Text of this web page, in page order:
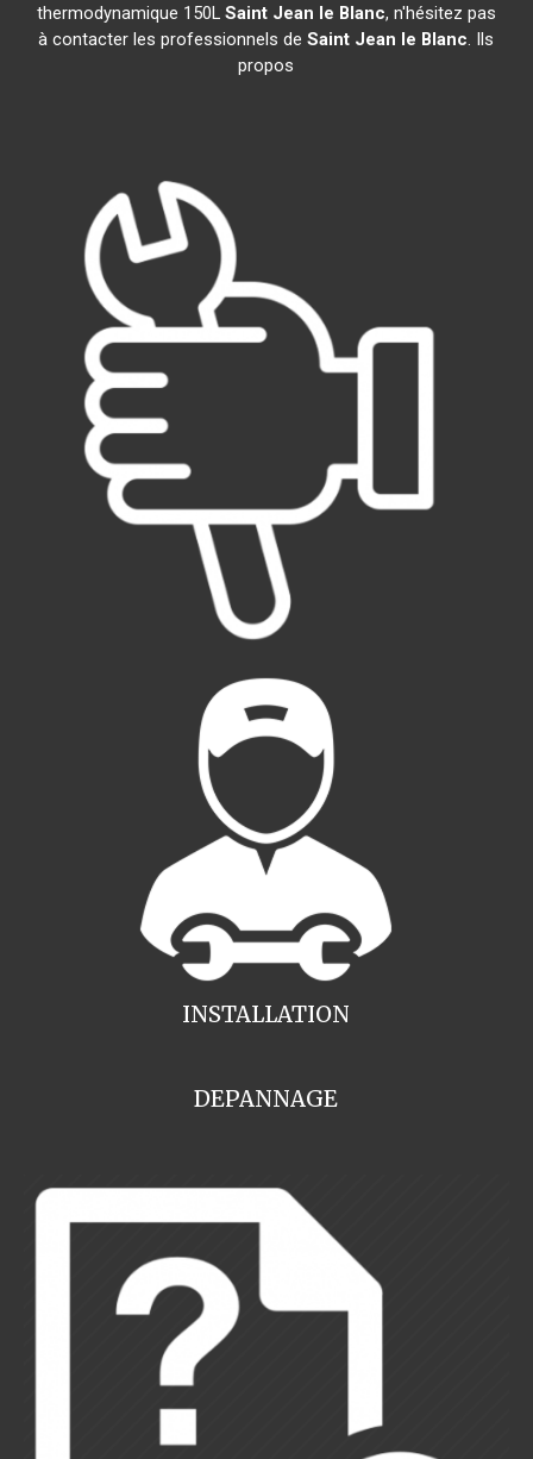
thermodynamique 150L Saint Jean le Blanc, n'hésitez pas
à contacter les professionnels deSaint Jean le Blanc. Ils
propos
INSTALLATION
DEPANNAGE